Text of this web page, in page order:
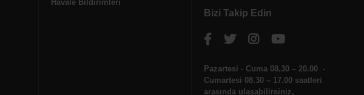
Havale Bildirimleri
Bizi Takip Edin
Pazartesi - Cuma 08.30 – 20.00 -
Cumartesi 08.30 – 17.00 saatleri
arasında ulaşabilirsiniz.